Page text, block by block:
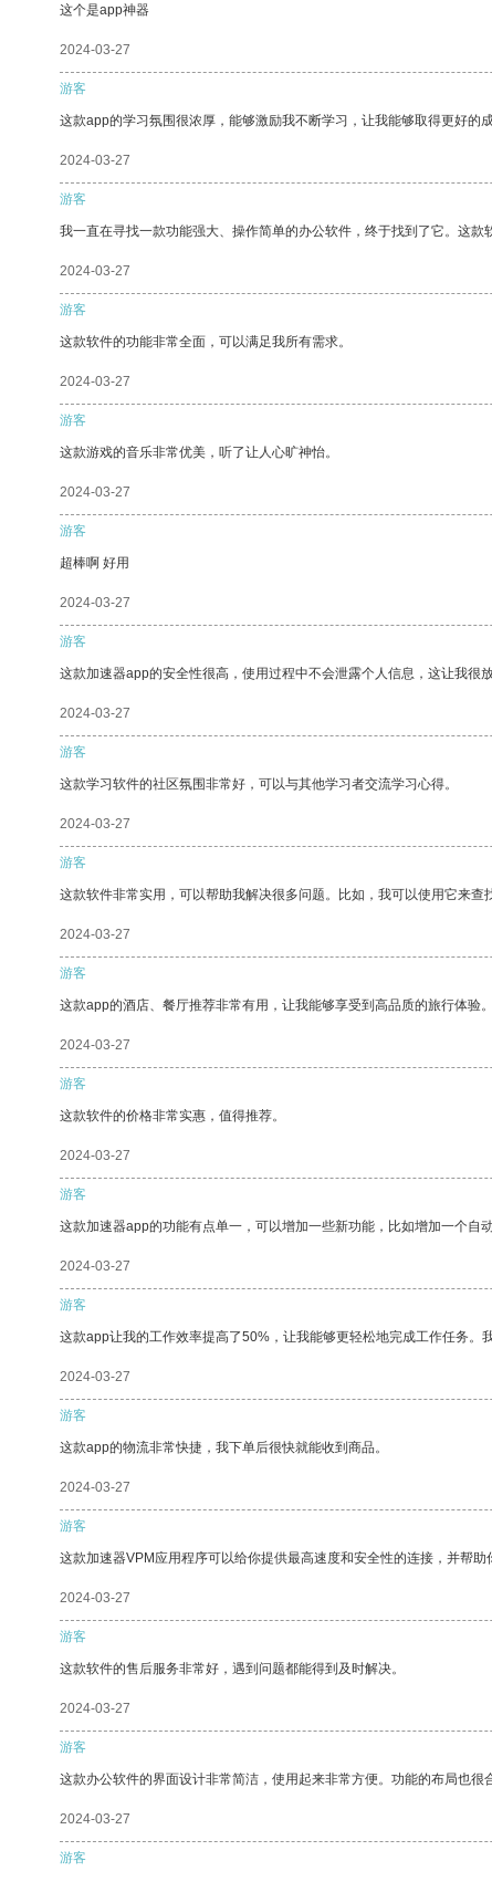
这个是app神器
2024-03-27
游客
这款app的学习氛围很浓厚，能够激励我不断学习，让我能够取得更好的成
2024-03-27
游客
我一直在寻找一款功能强大、操作简单的办公软件，终于找到了它。这
2024-03-27
游客
这款软件的功能非常全面，可以满足我所有需求。
2024-03-27
游客
这款游戏的音乐非常优美，听了让人心旷神怡。
2024-03-27
游客
超棒啊 好用
2024-03-27
游客
这款加速器app的安全性很高，使用过程中不会泄露个人信息，这让我很
2024-03-27
游客
这款学习软件的社区氛围非常好，可以与其他学习者交流学习心得。
2024-03-27
游客
这款软件非常实用，可以帮助我解决很多问题。比如，我可以使用它来查
2024-03-27
游客
这款app的酒店、餐厅推荐非常有用，让我能够享受到高品质的旅行体验。
2024-03-27
游客
这款软件的价格非常实惠，值得推荐。
2024-03-27
游客
这款加速器app的功能有点单一，可以增加一些新功能，比如增加一个自
2024-03-27
游客
这款app让我的工作效率提高了50%，让我能够更轻松地完成工作任务。
2024-03-27
游客
这款app的物流非常快捷，我下单后很快就能收到商品。
2024-03-27
游客
这款加速器VPM应用程序可以给你提供最高速度和安全性的连接，并帮助
2024-03-27
游客
这款软件的售后服务非常好，遇到问题都能得到及时解决。
2024-03-27
游客
这款办公软件的界面设计非常简洁，使用起来非常方便。功能的布局也很
2024-03-27
游客